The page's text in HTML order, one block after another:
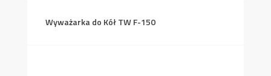
Wyważarka do Kół TW F-150